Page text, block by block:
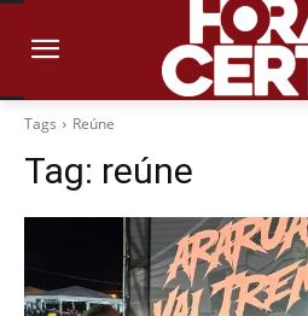
Tags Reúne
Tag: reúne